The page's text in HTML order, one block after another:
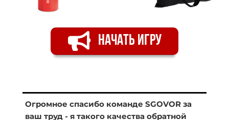
НАЧАТЬ ИГРУ
Огромное спасибо команде SGOVOR за
ваш труд - я такого качества обратной